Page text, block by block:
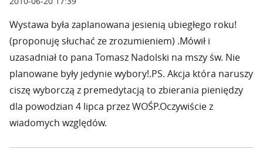
Wystawa była zaplanowana jesienią ubiegłego roku!
(proponuję słuchać ze zrozumieniem) .Mówił i
uzasadniał to pana Tomasz Nadolski na mszy św. Nie
planowane były jedynie wybory!.PS. Akcja która naruszy
ciszę wyborczą z premedytacją to zbierania pieniędzy
dla powodzian 4 lipca przez WOŚP.Oczywiście z
wiadomych względów.